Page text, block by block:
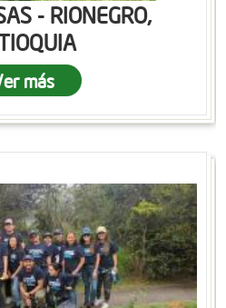
- RIONEGRO,
más